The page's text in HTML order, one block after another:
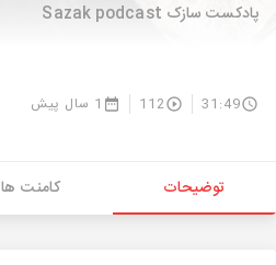
پادکست سازک Sazak podcast
31:49
112 1 سال پیش
توضیحات کامنت ها